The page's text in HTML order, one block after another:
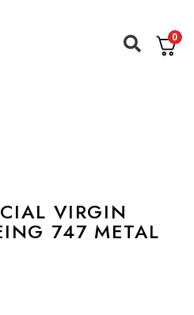
0
VIRGIN
747 METAL